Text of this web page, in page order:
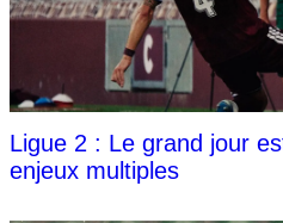
Ligue 2 : Le grand jour
enjeux multiples